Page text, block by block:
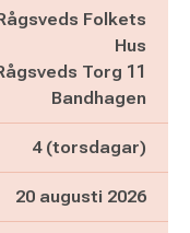
Folkets
Hus
Torg 11
Bandhagen
4 (torsdagar)
20 augusti 2026